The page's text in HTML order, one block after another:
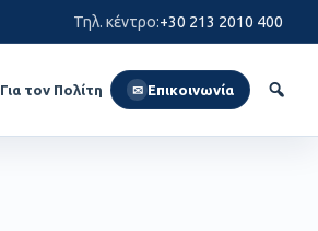
Τηλ. κέντρο:+30 213 2010 400
Για τον Πολίτη ✉ Επικοινωνία